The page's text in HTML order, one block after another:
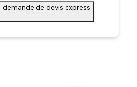
demande de devis express